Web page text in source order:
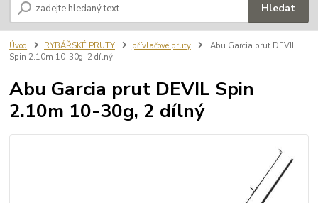
Hledat
Úvod RYBÁŘSKÉ PRUTY přívlačové pruty
Abu Garcia prut DEVIL
Spin 2.10m 10-30g, 2 dílný
Abu Garcia prut DEVIL Spin
2.10m 10-30g, 2 dílný